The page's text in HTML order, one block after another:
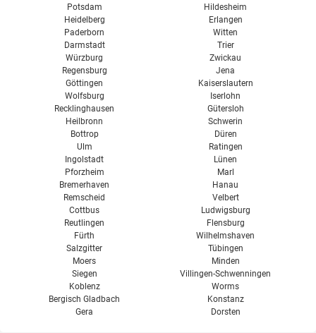
Potsdam
Heidelberg
Paderborn
Darmstadt
Würzburg
Regensburg
Göttingen
Wolfsburg
Recklinghausen
Heilbronn
Bottrop
Ulm
Ingolstadt
Pforzheim
Bremerhaven
Remscheid
Cottbus
Reutlingen
Fürth
Salzgitter
Moers
Siegen
Koblenz
Bergisch Gladbach
Gera
Hildesheim
Erlangen
Witten
Trier
Zwickau
Jena
Kaiserslautern
Iserlohn
Gütersloh
Schwerin
Düren
Ratingen
Lünen
Marl
Hanau
Velbert
Ludwigsburg
Flensburg
Wilhelmshaven
Tübingen
Minden
Villingen-Schwenningen
Worms
Konstanz
Dorsten